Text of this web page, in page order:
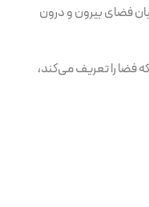
فضای بیرون و درون
فضا را تعریف می‌کند،